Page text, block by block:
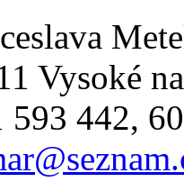
Vysoké
593 442,